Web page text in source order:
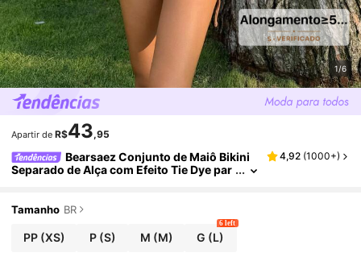
1/6
Apartir de R$43,95
Bearsaez Conjunto de Maiô Bikini
Separado de Alça com Efeito Tie Dye par
4,92 (1000+)
Tamanho BR
PP(XS) P(S) M (M) G (L)
6 left